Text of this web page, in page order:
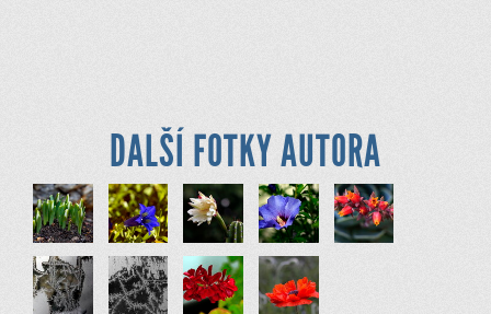
DALŠÍ FOTKY AUTORA